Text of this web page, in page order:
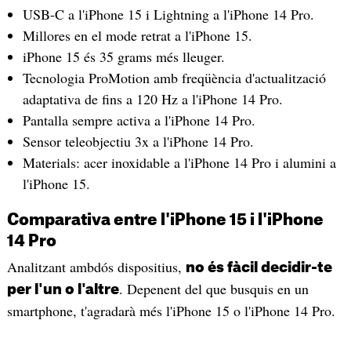
USB-C a l'iPhone 15 i Lightning a l'iPhone 14 Pro.
Millores en el mode retrat a l'iPhone 15.
iPhone 15 és 35 grams més lleuger.
Tecnologia ProMotion amb freqüència d'actualització
adaptativa de fins a 120 Hz a l'iPhone 14 Pro.
Pantalla sempre activa a l'iPhone 14 Pro.
Sensor teleobjectiu 3x a l'iPhone 14 Pro.
Materials: acer inoxidable a l'iPhone 14 Pro i alumini a
l'iPhone 15.
Comparativa entre l'iPhone 15 i l'iPhone
14 Pro
Analitzant ambdós dispositius, no és fàcil decidir-te
per l'un o l'altre. Depenent del que busquis en un
smartphone, t'agradarà més l'iPhone 15 o l'iPhone 14 Pro.